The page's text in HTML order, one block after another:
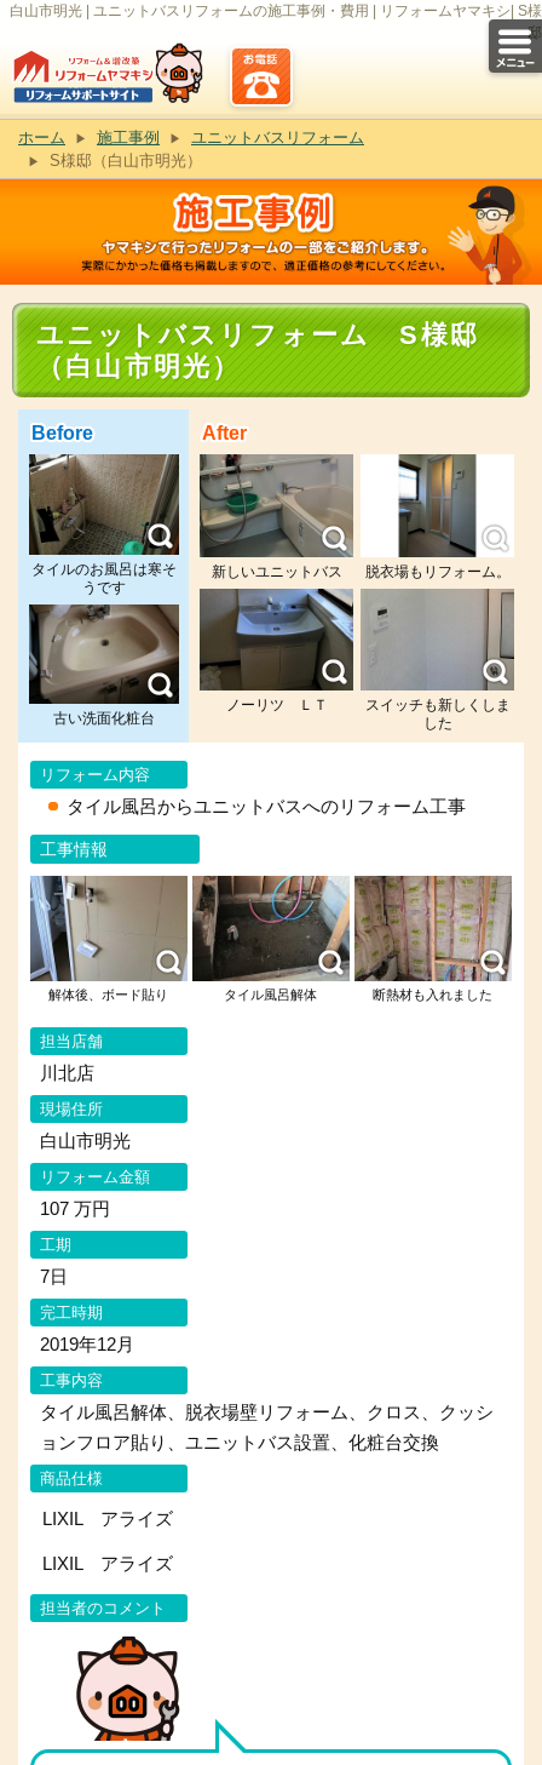
白山市明光 | ユニットバスリフォームの施工事例・費用 | リフォームヤマキシ| S様
邸
ホーム 施工事例
ユニットバスリフォーム
S様邸（白山市明光）
ユニットバスリフォーム S様邸
（白山市明光）
Before
タイルのお風呂は寒そ
うです
古い洗面化粧台
After
新しいユニットバス 脱衣場もリフォーム。
ノーリツ ＬＴ
スイッチも新しくしま
した
リフォーム内容
タイル風呂からユニットバスへのリフォーム工事
工事情報
解体後、ボード貼り タイル風呂解体 断熱材も入れました
担当店舗
川北店
現場住所
白山市明光
リフォーム金額
107 万円
工期
7日
完工時期
2019年12月
工事内容
タイル風呂解体、脱衣場壁リフォーム、クロス、クッシ
ョンフロア貼り、ユニットバス設置、化粧台交換
商品仕様
LIXIL アライズ
LIXIL アライズ
担当者のコメント